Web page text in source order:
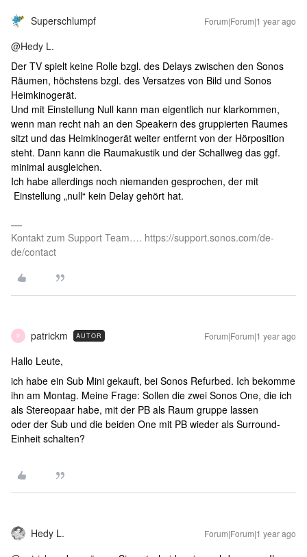
Superschlumpf Forum|Forum|1 year ago
@Hedy L.
Der TV spielt keine Rolle bzgl. des Delays zwischen den Sonos
Räumen, höchstens bzgl. des Versatzes von Bild und Sonos
Heimkinogerät.
Und mit Einstellung Null kann man eigentlich nur klarkommen,
wenn man recht nah an den Speakern des gruppierten Raumes
sitzt und das Heimkinogerät weiter entfernt von der Hörposition
steht. Dann kann die Raumakustik und der Schallweg das ggf.
minimal ausgleichen.
Ich habe allerdings noch niemanden gesprochen, der mit
Einstellung „null“ kein Delay gehört hat.
Kontakt zum Support Team…. https://support.sonos.com/de-
de/contact
P patrickm AUTOR Forum|Forum|1 year ago
Hallo Leute,
ich habe ein Sub Mini gekauft, bei Sonos Refurbed. Ich bekomme
ihn am Montag. Meine Frage: Sollen die zwei Sonos One, die ich
als Stereopaar habe, mit der PB als Raum gruppe lassen
oder der Sub und die beiden One mit PB wieder als Surround-
Einheit schalten?
Hedy L. Forum|Forum|1 year ago